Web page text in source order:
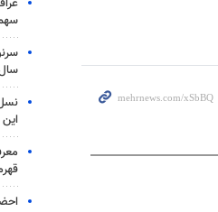
سهم ۱۱ درصدی
سال
این ۶ بازیکن را بیشتر بشناسید